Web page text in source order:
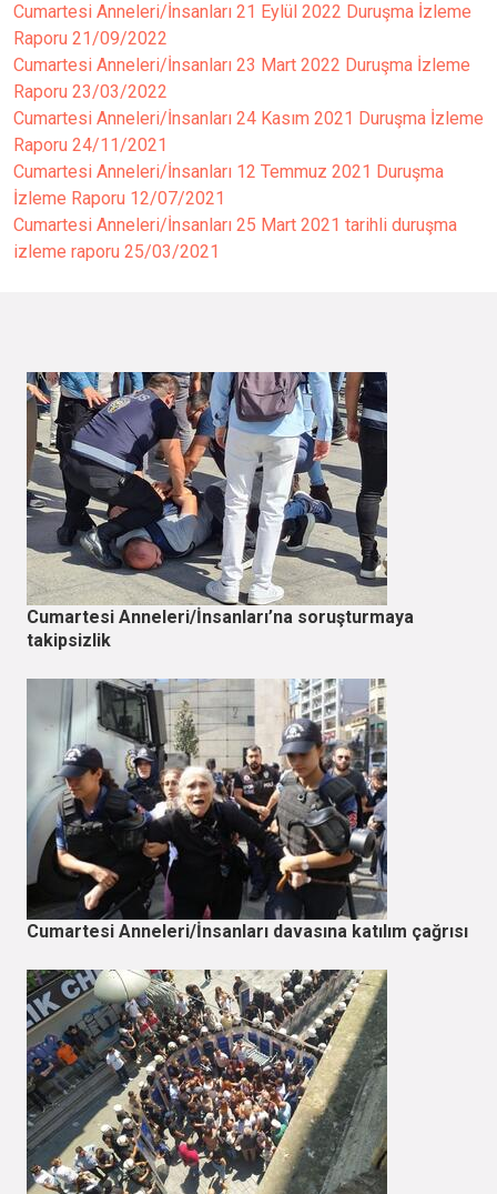
Cumartesi Anneleri/İnsanları 21 Eylül 2022 Duruşma İzleme
Raporu 21/09/2022
Cumartesi Anneleri/İnsanları 23 Mart 2022 Duruşma İzleme
Raporu 23/03/2022
Cumartesi Anneleri/İnsanları 24 Kasım 2021 Duruşma İzleme
Raporu 24/11/2021
Cumartesi Anneleri/İnsanları 12 Temmuz 2021 Duruşma
İzleme Raporu 12/07/2021
Cumartesi Anneleri/İnsanları 25 Mart 2021 tarihli duruşma
izleme raporu 25/03/2021
Cumartesi Anneleri/İnsanları’na soruşturmaya
takipsizlik
Cumartesi Anneleri/İnsanları davasına katılım çağrısı